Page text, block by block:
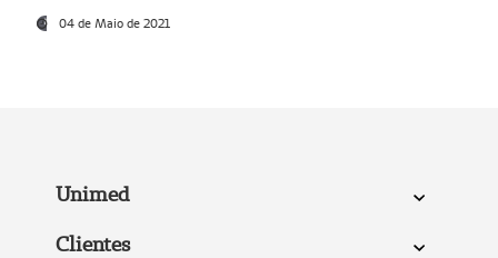
04 de Maio de 2021
Unimed
Clientes